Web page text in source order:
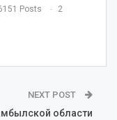
Posts 2
NEXT POST
области